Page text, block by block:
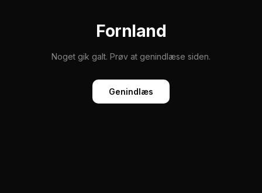
Fornland
Noget gik galt. Prøv at genindlæse siden.
Genindlæs